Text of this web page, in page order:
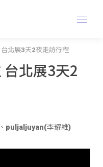
北展3天2夜走訪行程
北展3天2
、 puljaljuyan(李耀維)